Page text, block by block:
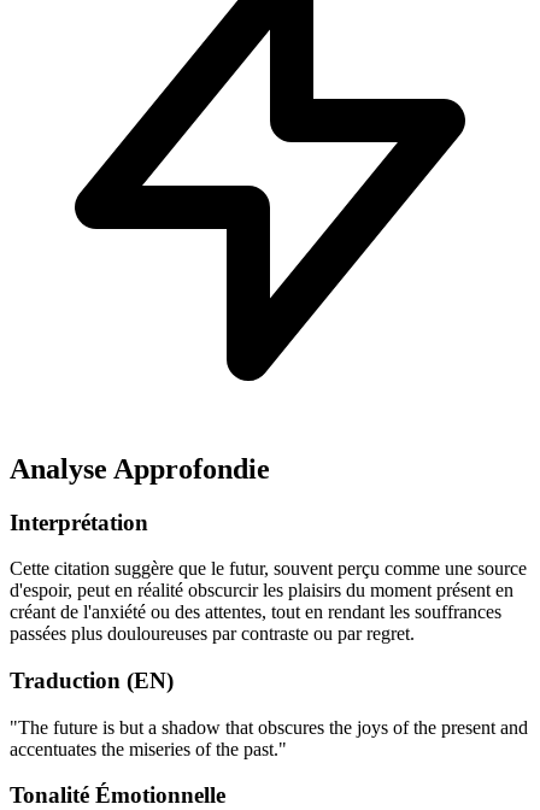
Analyse Approfondie
Interprétation
Cette citation suggère que le futur, souvent perçu comme une source
d'espoir, peut en réalité obscurcir les plaisirs du moment présent en
créant de l'anxiété ou des attentes, tout en rendant les souffrances
passées plus douloureuses par contraste ou par regret.
Traduction (EN)
"The future is but a shadow that obscures the joys of the present and
accentuates the miseries of the past."
Tonalité Émotionnelle